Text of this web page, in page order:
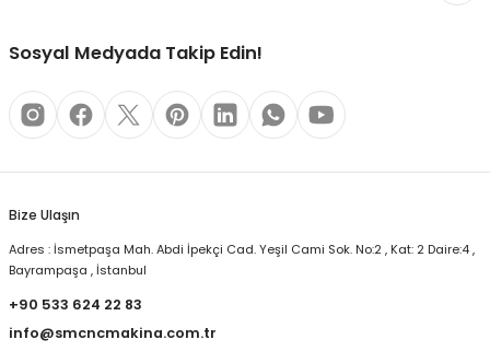
Sosyal Medyada Takip Edin!
Bize Ulaşın
Adres : İsmetpaşa Mah. Abdi İpekçi Cad. Yeşil Cami Sok. No:2 , Kat: 2 Daire:4 ,
Bayrampaşa , İstanbul
+90 533 624 22 83
info@smcncmakina.com.tr